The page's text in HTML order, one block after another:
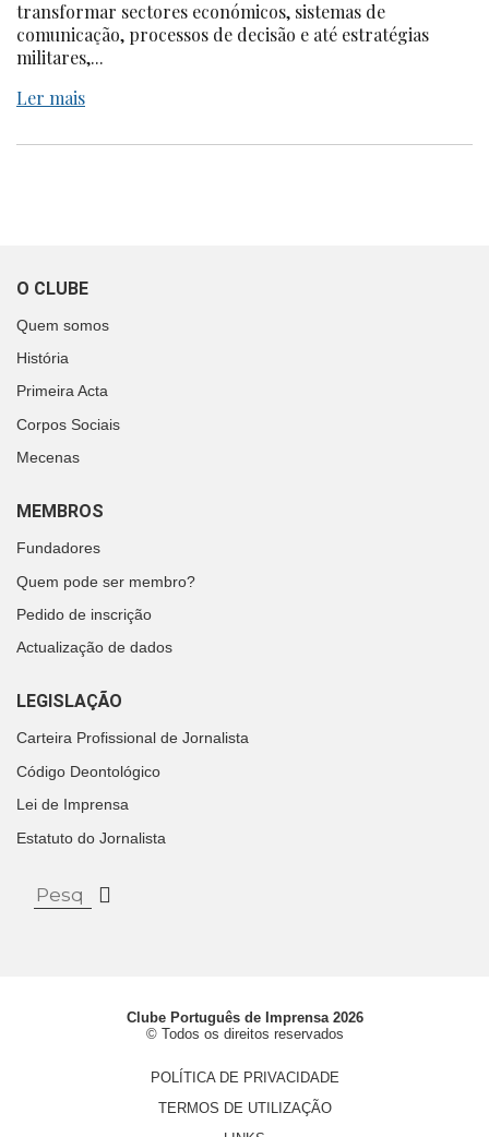
transformar sectores económicos, sistemas de
comunicação, processos de decisão e até estratégias
militares,...
Ler mais
O CLUBE
Quem somos
História
Primeira Acta
Corpos Sociais
Mecenas
MEMBROS
Fundadores
Quem pode ser membro?
Pedido de inscrição
Actualização de dados
LEGISLAÇÃO
Carteira Profissional de Jornalista
Código Deontológico
Lei de Imprensa
Estatuto do Jornalista
Clube Português de Imprensa 2026
© Todos os direitos reservados
POLÍTICA DE PRIVACIDADE
TERMOS DE UTILIZAÇÃO